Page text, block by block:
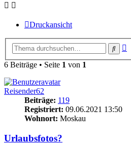
Druckansicht
Suche
6 Beiträge • Seite 1 von 1
Reisender62
Beiträge: 119
Registriert: 09.06.2021 13:50
Wohnort: Moskau
Urlaubsfotos?